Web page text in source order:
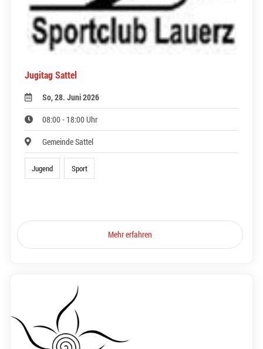
Jugitag Sattel
So, 28. Juni 2026
08:00 - 18:00 Uhr
Gemeinde Sattel
Jugend Sport
Mehr erfahren